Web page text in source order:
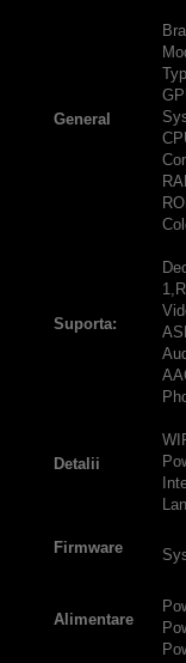
General
Suporta:
Detalii
Firmware
Alimentare